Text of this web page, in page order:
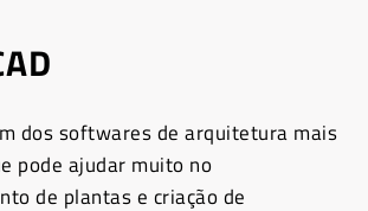
dos softwares de arquitetura mais
pode ajudar muito no
de plantas e criação de